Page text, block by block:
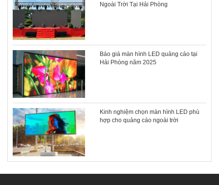
Ngoài Trời Tại Hải Phòng
Báo giá màn hình LED quảng cáo tại
Hải Phòng năm 2025
Kinh nghiệm chọn màn hình LED phù
hợp cho quảng cáo ngoài trời